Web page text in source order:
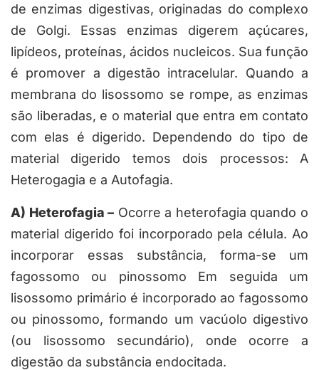
de enzimas digestivas, originadas do complexo
de Golgi. Essas enzimas digerem açúcares,
lipídeos, proteínas, ácidos nucleicos. Sua função
é promover a digestão intracelular. Quando a
membrana do lisossomo se rompe, as enzimas
são liberadas, e o material que entra em contato
com elas é digerido. Dependendo do tipo de
material digerido temos dois processos: A
Heterogagia e a Autofagia.
A) Heterofagia – Ocorre a heterofagia quando o
material digerido foi incorporado pela célula. Ao
incorporar essas substância, forma-se um
fagossomo ou pinossomo Em seguida um
lisossomo primário é incorporado ao fagossomo
ou pinossomo, formando um vacúolo digestivo
(ou lisossomo secundário), onde ocorre a
digestão da substância endocitada.